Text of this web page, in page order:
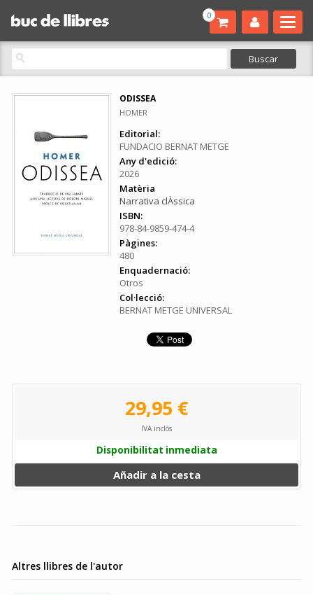
0
ODISSEA
HOMER
Editorial:
FUNDACIO BERNAT METGE
Any d'edició:
2026
Matèria
Narrativa clÀssica
ISBN:
978-84-9859-474-4
Pàgines:
480
Enquadernació:
Otros
Col·lecció:
BERNAT METGE UNIVERSAL
29,95 €
IVA inclòs
Disponibilitat inmediata
Añadir a la cesta
Altres llibres de l'autor